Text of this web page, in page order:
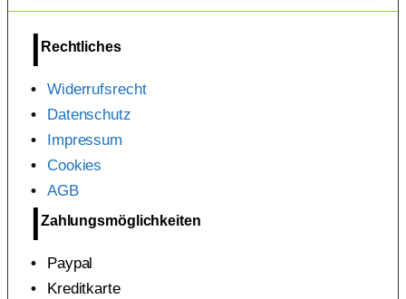
Rechtliches
Widerrufsrecht
Datenschutz
Impressum
Cookies
AGB
Zahlungsmöglichkeiten
Paypal
Kreditkarte